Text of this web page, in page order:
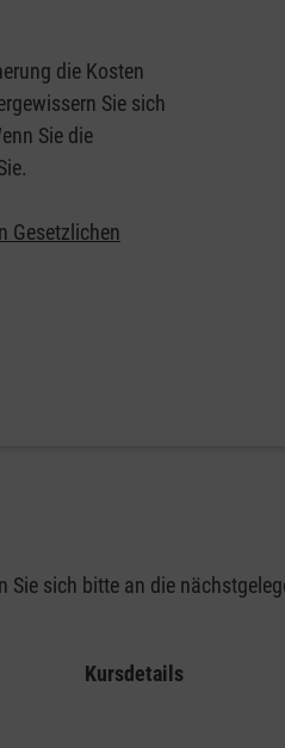
die Kosten
Sie sich
Sie die
Gesetzlichen
sich bitte an die
Kursdetails